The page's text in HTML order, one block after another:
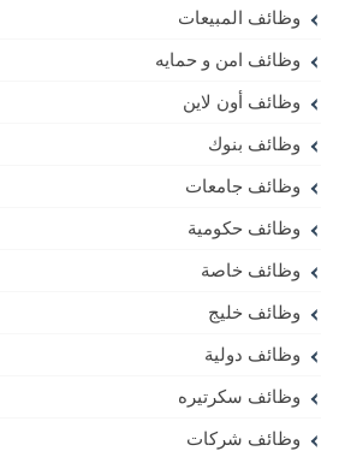
وظائف المبيعات
وظائف امن و حمايه
وظائف أون لاين
وظائف بنوك
وظائف جامعات
وظائف حكومية
وظائف خاصة
وظائف خليج
وظائف دولية
وظائف سكرتيره
وظائف شركات